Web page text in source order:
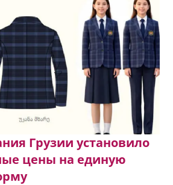
Грузии установило
цены на единую